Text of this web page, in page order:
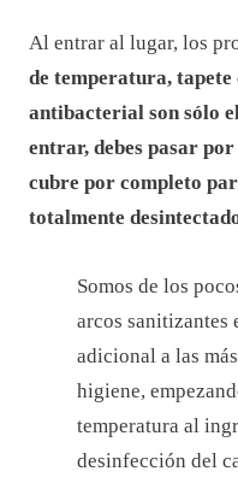
Al entrar al lugar, los
de temperatura, tapete
antibacterial son sólo
entrar, debes pasar
cubre por completo
totalmente
Somos de los
arcos sanitizantes
adicional a las
higiene,
temperatura al
desinfección del